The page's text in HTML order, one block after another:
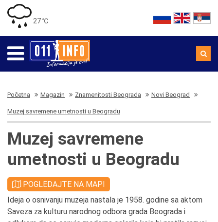
27 ℃
Početna Magazin Znamenitosti Beograda Novi Beograd
Muzej savremene umetnosti u Beogradu
Muzej savremene
umetnosti u Beogradu
POGLEDAJTE NA MAPI
Ideja o osnivanju muzeja nastala je 1958. godine sa aktom
Saveza za kulturu narodnog odbora grada Beograda i